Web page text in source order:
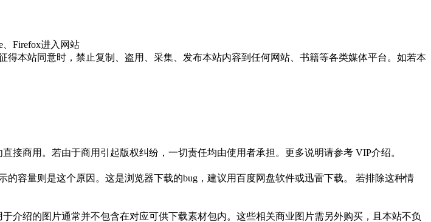
Firefox进入网站
本站同意时，禁止复制、盗用、采集、发布本站内容到任何网站、书籍等各类媒体平台。如若本
商用。若由于商用引起版权纠纷，一切责任均由使用者承担。更多说明请参考 VIP介绍。
容量则是这个原因。这是浏览器下载的bug，建议用百度网盘软件或迅雷下载。 若排除这种情
介绍的图片通常并不包含在对应可供下载素材包内。这些相关商业图片需另外购买，且本站不负